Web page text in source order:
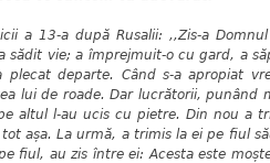
a 13-a după Rusalii: ,,Zis-a
sădit vie; a împrejmuit-o cu gard, a
departe. Când s-a apropiat
lui de roade. Dar lucrătorii, punând
altul l-au ucis cu pietre. Din nou a
așa. La urmă, a trimis la ei pe fiul
fiul, au zis între ei: Acesta este